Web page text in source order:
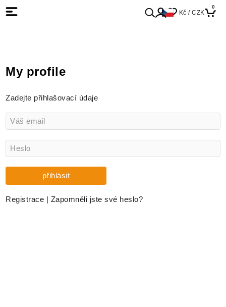
Kč / CZK
0
My profile
Zadejte přihlašovací údaje
Registrace Zapomněli jste své heslo?